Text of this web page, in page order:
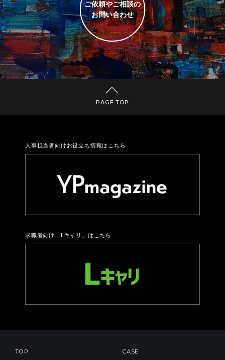
ご依頼やご相談の
お問い合わせ
PAGE TOP
人事担当者向けお役立ち情報はこちら
求職者向け「Lキャリ」はこちら
TOP CASE